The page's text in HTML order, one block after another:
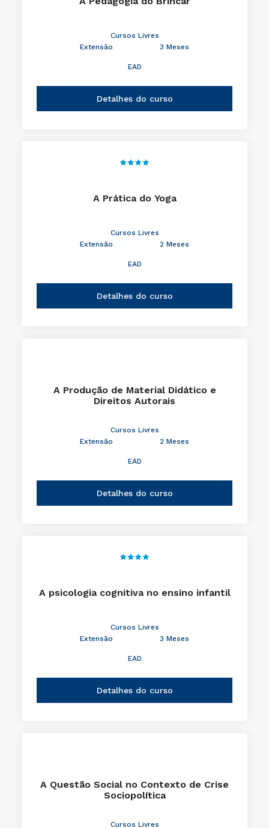
Cursos Livres
Extensão
3 Meses
EAD
Detalhes do curso
A Prática do Yoga
Cursos Livres
Extensão
2 Meses
EAD
Detalhes do curso
A Produção de Material Didático e
Direitos Autorais
Cursos Livres
Extensão
2 Meses
EAD
Detalhes do curso
A psicologia cognitiva no ensino infantil
Cursos Livres
Extensão
3 Meses
EAD
Detalhes do curso
A Questão Social no Contexto de Crise
Sociopolítica
Cursos Livres